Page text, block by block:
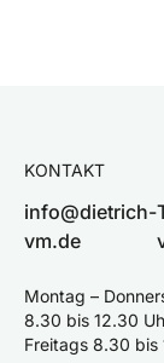
KONTAKT
info@dietrich-
vm.de
Montag –
8.30 bis 12.30
Freitags 8.30 bis